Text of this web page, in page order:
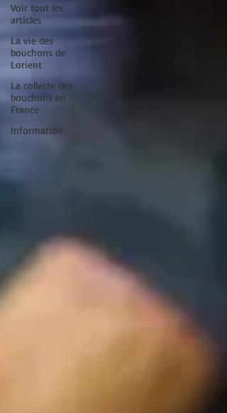
Voir tout les
articles
La vie des
bouchons de
Lorient
La collecte des
bouchons en
France
Information